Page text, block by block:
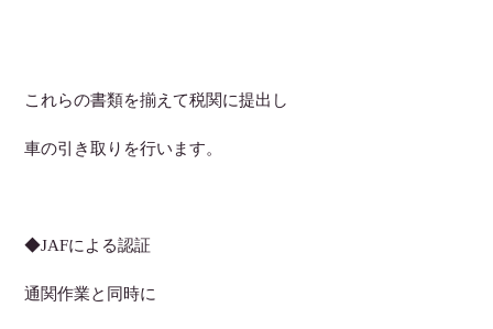
これらの書類を揃えて税関に提出し
車の引き取りを行います。
◆JAFによる認証
通関作業と同時に